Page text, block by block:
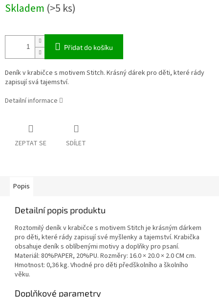
cena:
Skladem (>5 ks)
Přidat do košíku
Deník v krabičce s motivem Stitch. Krásný dárek pro děti, které rády
zapisují svá tajemství.
Detailní informace
ZEPTAT SE SDÍLET
Popis
Detailní popis produktu
Roztomilý deník v krabičce s motivem Stitch je krásným dárkem
pro děti, které rády zapisují své myšlenky a tajemství. Krabička
obsahuje deník s oblíbenými motivy a doplňky pro psaní.
Materiál: 80%PAPER, 20%PU. Rozměry: 16.0 × 20.0 × 2.0 CM cm.
Hmotnost: 0,36 kg. Vhodné pro děti předškolního a školního
věku.
Doplňkové parametry